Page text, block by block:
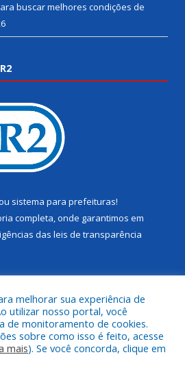
buscar melhores condições de
sistema para prefeituras!
completa, onde garantimos em
das leis de transparência
a Câmara Municipal de Juruti.
melhorar sua experiência de
utilizar nosso portal, você
de monitoramento de cookies.
sobre como isso é feito, acesse
mais). Se você concorda, clique em